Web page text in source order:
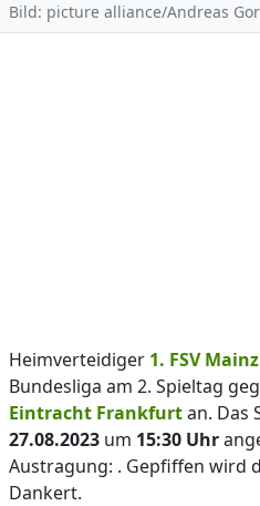
Bild: picture alliance/Andreas
Heimverteidiger 1. FSV
Bundesliga am 2. Spieltag
Eintracht Frankfurtan. Das
27.08.2023 um 15:30 Uhr
Austragung: . Gepfiffen wird
Dankert.